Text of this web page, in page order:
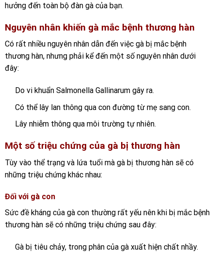
hưởng đến toàn bộ đàn gà của bạn.
Nguyên nhân khiến gà mắc bệnh thương hàn
Có rất nhiều nguyên nhân dẫn đến việc gà bị mắc bệnh
thương hàn, nhưng phải kể đến một số nguyên nhân dưới
đây:
Do vi khuẩn Salmonella Gallinarum gây ra.
Có thể lây lan thông qua con đường từ mẹ sang con.
Lây nhiễm thông qua môi trường tự nhiên.
Một số triệu chứng của gà bị thương hàn
Tùy vào thể trạng và lứa tuổi mà gà bị thương hàn sẽ có
những triệu chứng khác nhau:
Đối với gà con
Sức đề kháng của gà con thường rất yếu nên khi bị mắc bệnh
thương hàn sẽ có những triệu chứng sau đây:
Gà bị tiêu chảy, trong phân của gà xuất hiện chất nhầy.